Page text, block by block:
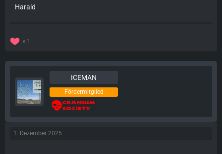
Harald
1
ICEMAN
Fördermitglied
1. Dezember 2025